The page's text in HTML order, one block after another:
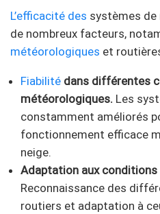
L’efficacité des systèmes de
de nombreux facteurs,
météorologiques et
Fiabilité dans différentes
météorologiques. Les
constamment améliorés
fonctionnement efficace
neige.
Adaptation aux
Reconnaissance des
routiers et adaptation à